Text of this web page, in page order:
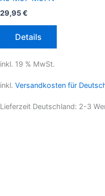
29,95€
Details
inkl. 19 % MwSt.
inkl. Versandkosten für
Lieferzeit Deutschland: 2-3